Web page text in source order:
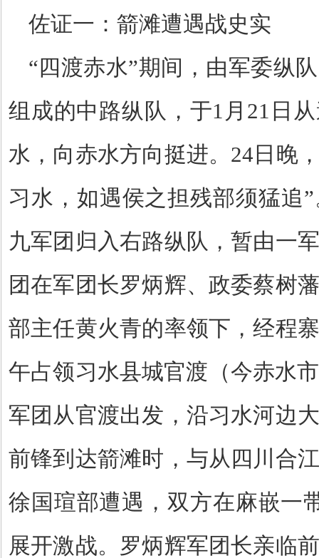
佐证一：箭滩遭遇战史实
“四渡赤水”期间，由军委纵
组成的中路纵队，于1 月 21 日
水，向赤水方向挺进。 24 日晚
习水，如遇侯之担残部须猛追
九军团归入右路纵队，暂由一
团在军团长罗炳辉、政委蔡树
部主任黄火青的率领下，经程
午占领习水县城官渡（今赤水
军团从官渡出发，沿习水河边
前锋到达箭滩时，与从四川合
徐国瑄部遭遇，双方在麻嵌一
展开激战。罗炳辉军团长亲临